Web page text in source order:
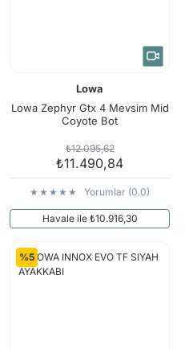
Lowa
Lowa Zephyr Gtx 4 Mevsim Mid
Coyote Bot
₺12.095,62
₺11.490,84
Yorumlar (0.0)
Havale ile ₺10.916,30
%5